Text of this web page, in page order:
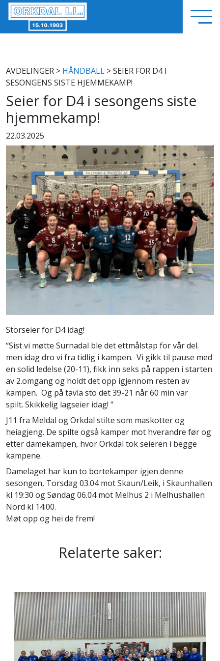
AVDELINGER > HÅNDBALL > SEIER FOR D4 I
SESONGENS SISTE HJEMMEKAMP!
Seier for D4 i sesongens siste
hjemmekamp!
22.03.2025
Storseier for D4 idag!
“Sist vi møtte Surnadal ble det ettmålstap for vår del.
men idag dro vi fra tidlig i kampen. Vi gikk til pause med
en solid ledelse (20-11), fikk inn seks på rappen i starten
av 2.omgang og holdt det opp igjennom resten av
kampen. Og på tavla sto det 39-21 når 60 min var
spilt. Skikkelig lagseier idag! “
J11 fra Meldal og Orkdal stilte som maskotter og
heiagjeng. De spilte også kamper mot hverandre før og
etter damekampen, hvor Orkdal tok seieren i begge
kampene.
Damelaget har kun to bortekamper igjen denne
sesongen, Torsdag 03.04 mot Skaun/Leik, i Skaunhallen
kl 19:30 og Søndag 06.04 mot Melhus 2 i Melhushallen
Nord kl 14:00.
Møt opp og hei de frem!
Relaterte saker: